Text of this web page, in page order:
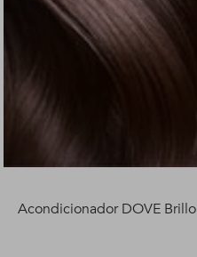
Acondicionador DOVE